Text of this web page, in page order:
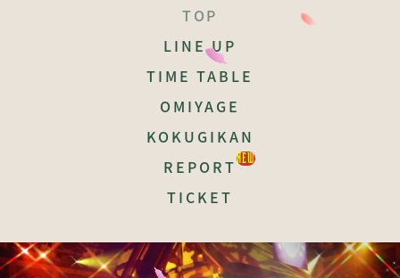
TOP
LINE UP
TIME TABLE
OMIYAGE
KOKUGIKAN
REPORT
TICKET